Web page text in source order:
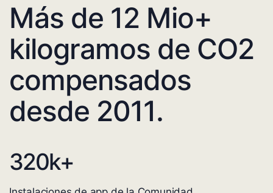
Más de 12 Mio+
kilogramos de CO2
compensados
desde 2011.
320k+